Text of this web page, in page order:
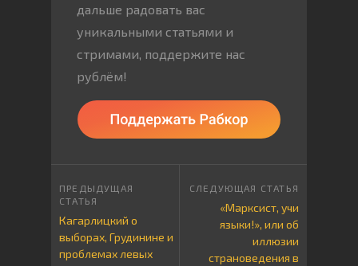
дальше радовать вас
уникальными статьями и
стримами, поддержите нас
рублём!
Кагарлицкий о
выборах, Грудинине и
проблемах левых
«Марксист, учи
языки!», или об
иллюзии
страноведения в